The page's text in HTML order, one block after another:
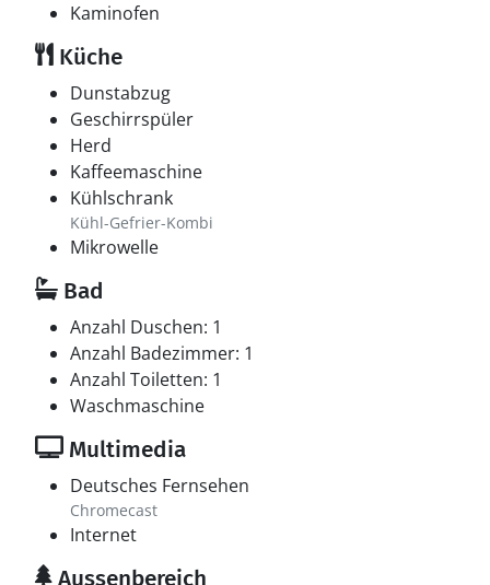
Kaminofen
Küche
Dunstabzug
Geschirrspüler
Herd
Kaffeemaschine
Kühlschrank
Kühl-Gefrier-Kombi
Mikrowelle
Bad
Anzahl Duschen: 1
Anzahl Badezimmer: 1
Anzahl Toiletten: 1
Waschmaschine
Multimedia
Deutsches Fernsehen
Chromecast
Internet
Aussenbereich